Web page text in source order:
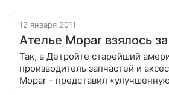
12 января 2011
Ателье Mopar взялось
Так, в Детройте старейший
производитель запчастей и
Mopar - представил